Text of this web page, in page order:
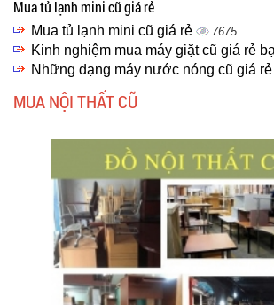
Mua tủ lạnh mini cũ giá rẻ
Mua tủ lạnh mini cũ giá rẻ 7675
Kinh nghiệm mua máy giặt cũ giá rẻ
Những dạng máy nước nóng cũ giá
MUA NỘI THẤT CŨ